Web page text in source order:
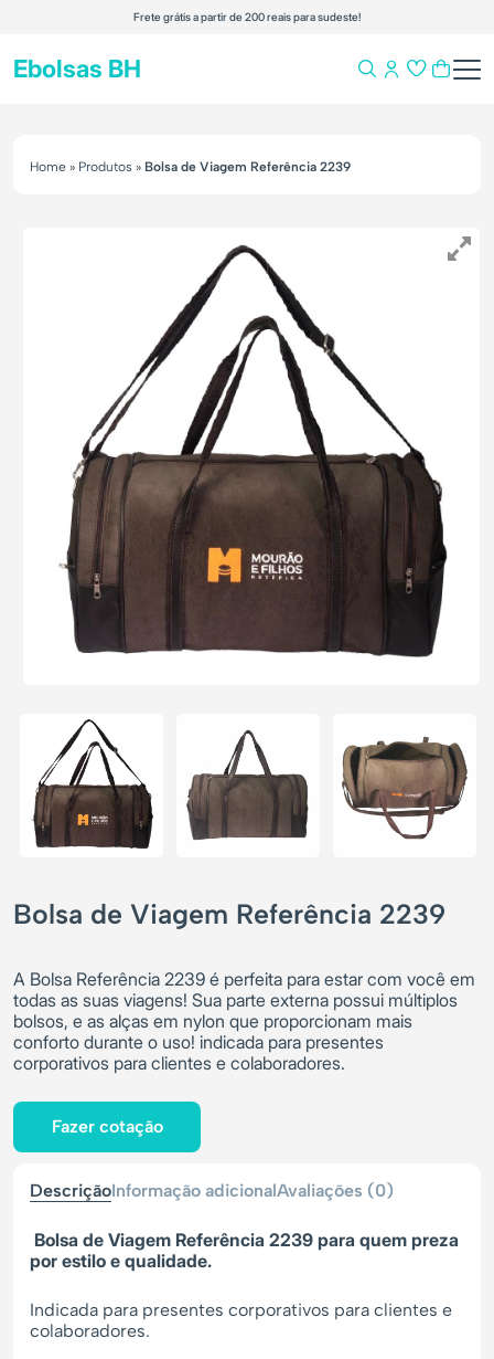
Frete grátis a partir de 200 reais para sudeste!
Ebolsas BH
Home » Produtos » Bolsa de Viagem Referência 2239
Bolsa de Viagem Referência 2239
A Bolsa Referência 2239 é perfeita para estar com você em
todas as suas viagens! Sua parte externa possui múltiplos
bolsos, e as alças em nylon que proporcionam mais
conforto durante o uso! indicada para presentes
corporativos para clientes e colaboradores.
Fazer cotação
DescriçãoInformação adicionalAvaliações (0)
Bolsa de Viagem Referência 2239 para quem preza
por estilo e qualidade.
Indicada para presentes corporativos para clientes e
colaboradores.